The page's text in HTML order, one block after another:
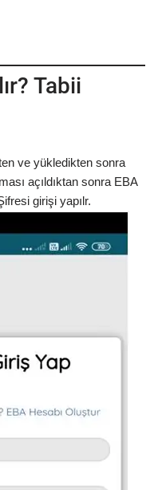
Tabii
ve yükledikten sonra
açıldıktan sonra EBA
girişi yapılr.